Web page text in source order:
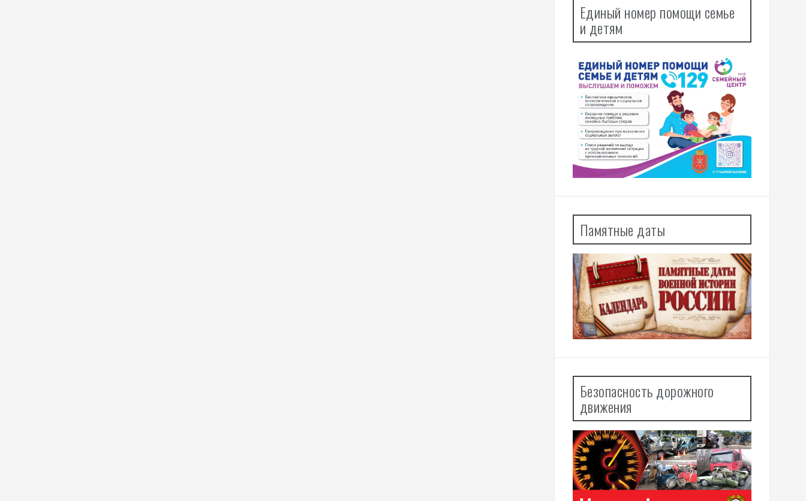
Единый номер помощи семье
и детям
Памятные даты
Безопасность дорожного
движения